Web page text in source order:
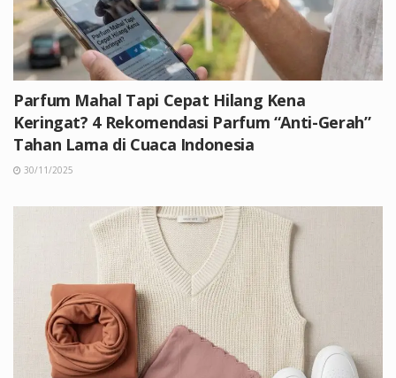
Parfum Mahal Tapi Cepat Hilang Kena
Keringat? 4 Rekomendasi Parfum “Anti-Gerah”
Tahan Lama di Cuaca Indonesia
30/11/2025